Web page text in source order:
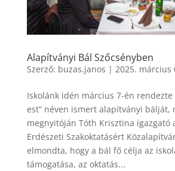
Alapítványi Bál Szőcsényben
Szerző: buzas.janos | 2025. március
Iskolánk idén március 7-én rendezte
est” néven ismert alapítványi bálját,
megnyitóján Tóth Krisztina igazgató
Erdészeti Szakoktatásért
elmondta, hogy a bál fő célja az
támogatása, az oktatás...